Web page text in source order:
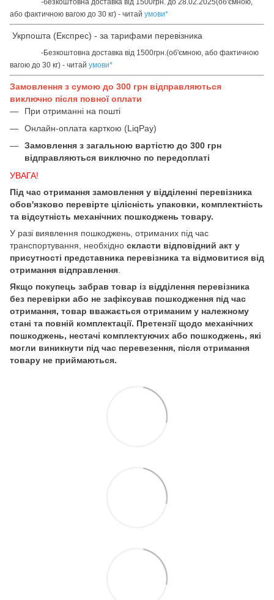
або фактичною вагою до 30 кг) - читай умови*
Укрпошта (Експрес) - за тарифами перевізника
-Безкоштовна доставка від 1500грн.(об'ємною, або фактичною
вагою до 30 кг) - читай умови*
Замовлення з сумою до 300 грн відправляються
виключно після повної оплати
При отриманні на пошті
Онлайн-оплата карткою (LiqPay)
Замовлення з загальною вартістю до 300 грн
відправляються виключно по передоплаті
УВАГА!
Під час отримання замовлення у відділенні перевізника
обов'язково перевірте цілісність упаковки, комплектність
та відсутність механічних пошкоджень товару.
У разі виявлення пошкоджень, отриманих під час
транспортування, необхідно скласти відповідний акт у
присутності представника перевізника та відмовитися від
отримання відправлення
Якщо покупець забрав товар із відділення перевізника
без перевірки або не зафіксував пошкодження під час
отримання, товар вважається отриманим у належному
стані та повній комплектації. Претензії щодо механічних
пошкоджень, нестачі комплектуючих або пошкоджень, які
могли виникнути під час перевезення, після отримання
товару не приймаються.